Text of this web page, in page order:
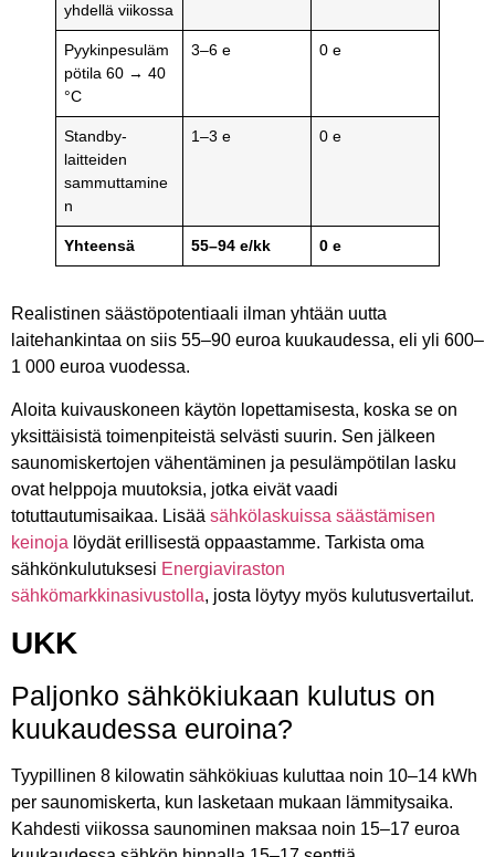
yhdellä viikossa
Pyykinpesuläm
pötila 60 → 40
°C
3–6 e 0 e
Standby-
laitteiden
sammuttamine
n
1–3 e 0 e
Yhteensä 55–94 e/kk 0 e
Realistinen säästöpotentiaali ilman yhtään uutta
laitehankintaa on siis 55–90 euroa kuukaudessa, eli yli 600–
1 000 euroa vuodessa.
Aloita kuivauskoneen käytön lopettamisesta, koska se on
yksittäisistä toimenpiteistä selvästi suurin. Sen jälkeen
saunomiskertojen vähentäminen ja pesulämpötilan lasku
ovat helppoja muutoksia, jotka eivät vaadi
totuttautumisaikaa. Lisää sähkölaskuissa säästämisen
keinoja löydät erillisestä oppaastamme. Tarkista oma
sähkönkulutuksesi Energiaviraston
sähkömarkkinasivustolla, josta löytyy myös kulutusvertailut.
UKK
Paljonko sähkökiukaan kulutus on
kuukaudessa euroina?
Tyypillinen 8 kilowatin sähkökiuas kuluttaa noin 10–14 kWh
per saunomiskerta, kun lasketaan mukaan lämmitysaika.
Kahdesti viikossa saunominen maksaa noin 15–17 euroa